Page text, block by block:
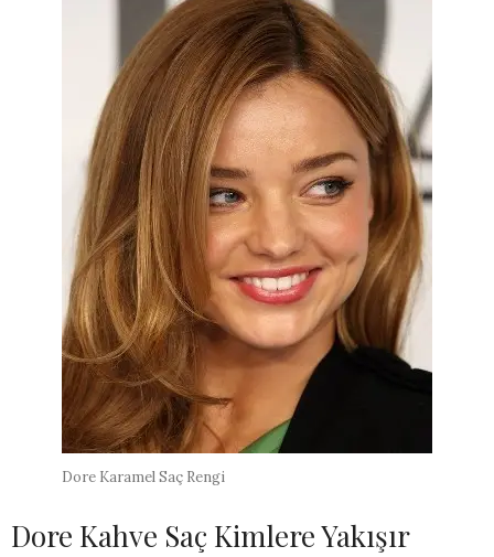
Dore Karamel Saç Rengi
Dore Kahve Saç Kimlere Yakışır